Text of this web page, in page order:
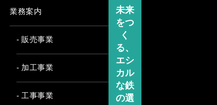
未来
をつ
く
る、
エシ
カル
な鉄
の選
業務案内
- 販売事業
- 加工事業
- 工事事業